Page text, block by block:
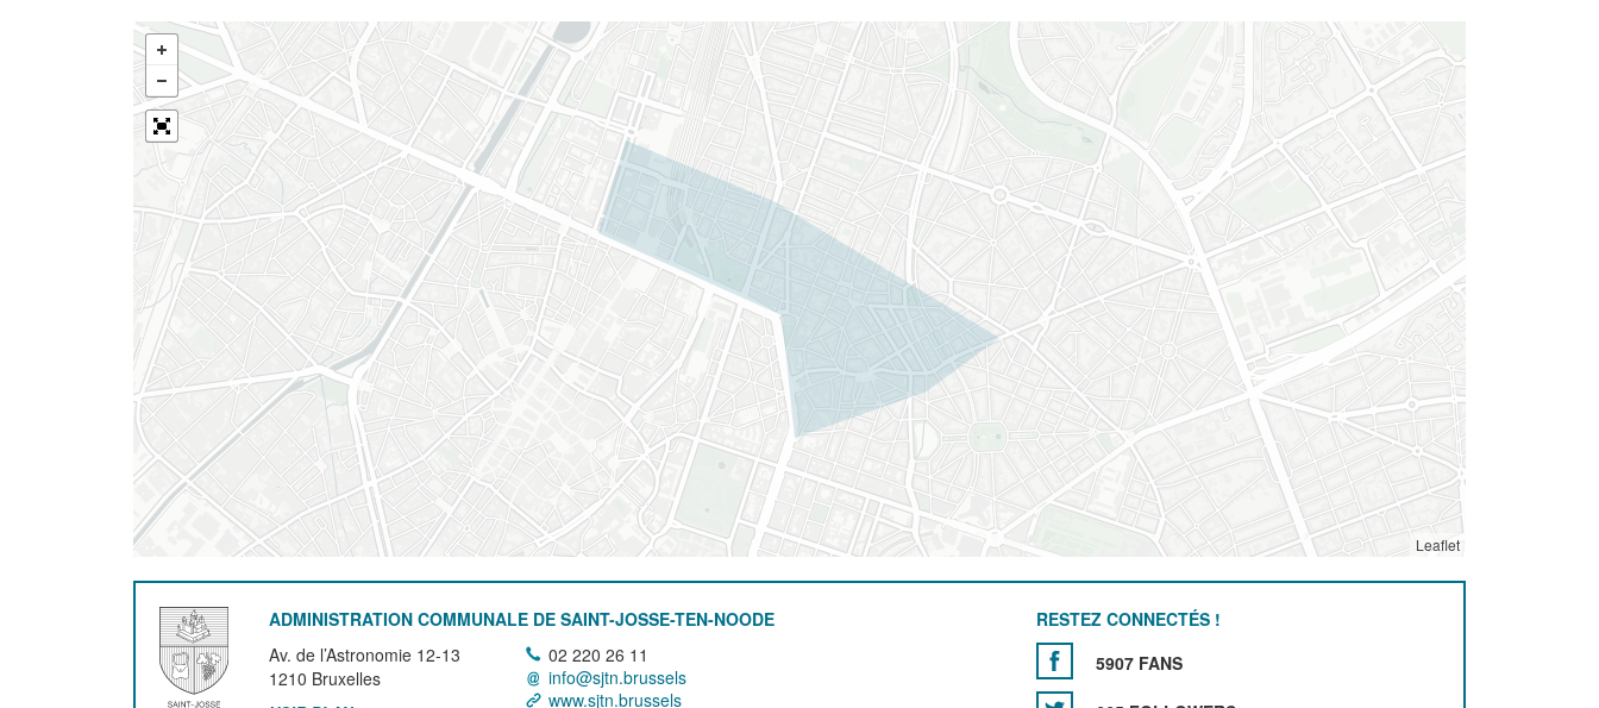
Leaflet
ADMINISTRATION COMMUNALE DE SAINT-JOSSE-TEN-NOODE
Av. de l’Astronomie 12-13
1210 Bruxelles
02 220 26 11
info@sjtn.brussels
www.sjtn.brussels
RESTEZ CONNECTÉS !
5907 FANS